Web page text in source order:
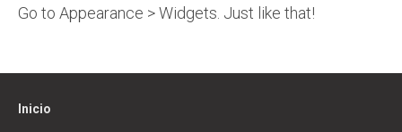
Go to Appearance > Widgets. Just like that!
Inicio